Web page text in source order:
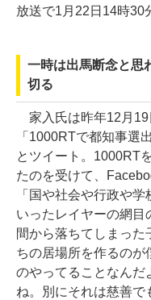
放送で1月22日14時30
一時は出馬断念と思
切る
家入氏は昨年12月19
「1000RTで都知事選出
とツイート。1000RT
たのを受けて、
「国や社会や行政や学
いったレイヤーの網目
間から落ちてしまった
ちの居場所を作るのが
のやってることなんだ
ね。別にそれは慈善で